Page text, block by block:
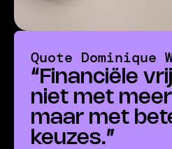
Quote Dominique
“ Financiële
niet met
maar met
keuzes.”